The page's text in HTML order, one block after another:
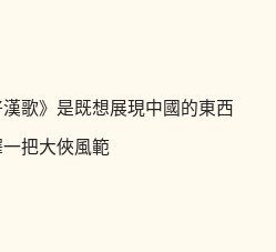
歌》是既想展現中國的東西
把大俠風範